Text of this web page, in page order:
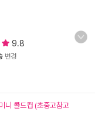
9.8
변경
니 콜드컵 (초중고참고